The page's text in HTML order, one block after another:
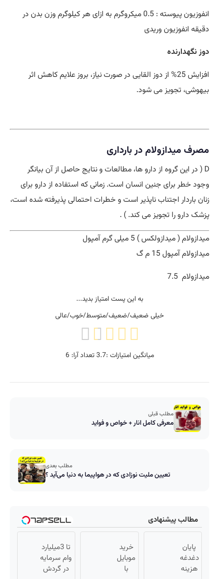
انفوزیون پیوسته : 0.5 میکروگرم به ازای هر کیلوگرم وزن بدن در
دقیقه انفوزیون وریدی
دوز نگهدارنده
افزایش 25% از دوز القایی در صورت نیاز، بروز علایم کاهش اثر
بیهوشی، تجویز می شود.
مصرف میدازولام در بارداری
D ( در این گروه از دارو ها، مطالعات و نتایج حاصل از آن بیانگر
وجود خطر برای جنین انسان است. زمانی که استفاده از دارو برای
زنان باردار اجتناب ناپذیر است و خطرات احتمالی پذیرفته شده است،
پزشک دارو را تجویز می کند. ) .
میدازولام ( میدازولکس ) 5 میلی گرم آمپول
میدازولام آمپول 15 م گ
ميدازولام 7.5
به این پست امتیاز بدید...
خیلی ضعیف/ضعیف/متوسط/خوب/عالی
میانگین امتیازات :3.7تعداد آرا:6
مطلب قبلی
معرفی کامل انار + خواص و فواید
مطلب بعدی
تعیین ملیت نوزادی که در هواپیما به دنیا می‌آید ؟
مطالب پیشنهادی
پایان
دغدغه
هزینه
خرید
موبایل
با
تا 3میلیارد
وام سرمایه
در گردش